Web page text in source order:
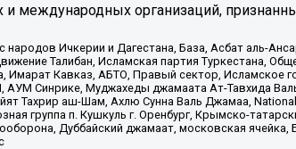
международных организаций,
Ичкерии и Дагестана, База, Асбат аль-
Талибан, Исламская партия Туркестана,
Кавказ, АБТО, Правый сектор, Исламское
АУМ Синрике, Муджахеды джамаата Ат-Тавхида
Тахрир аш-Шам, Ахлю Сунна Валь Джамаа,
группа п. Кушкуль г. Оренбург, Крымско-
Дуббайский джамаат, московская